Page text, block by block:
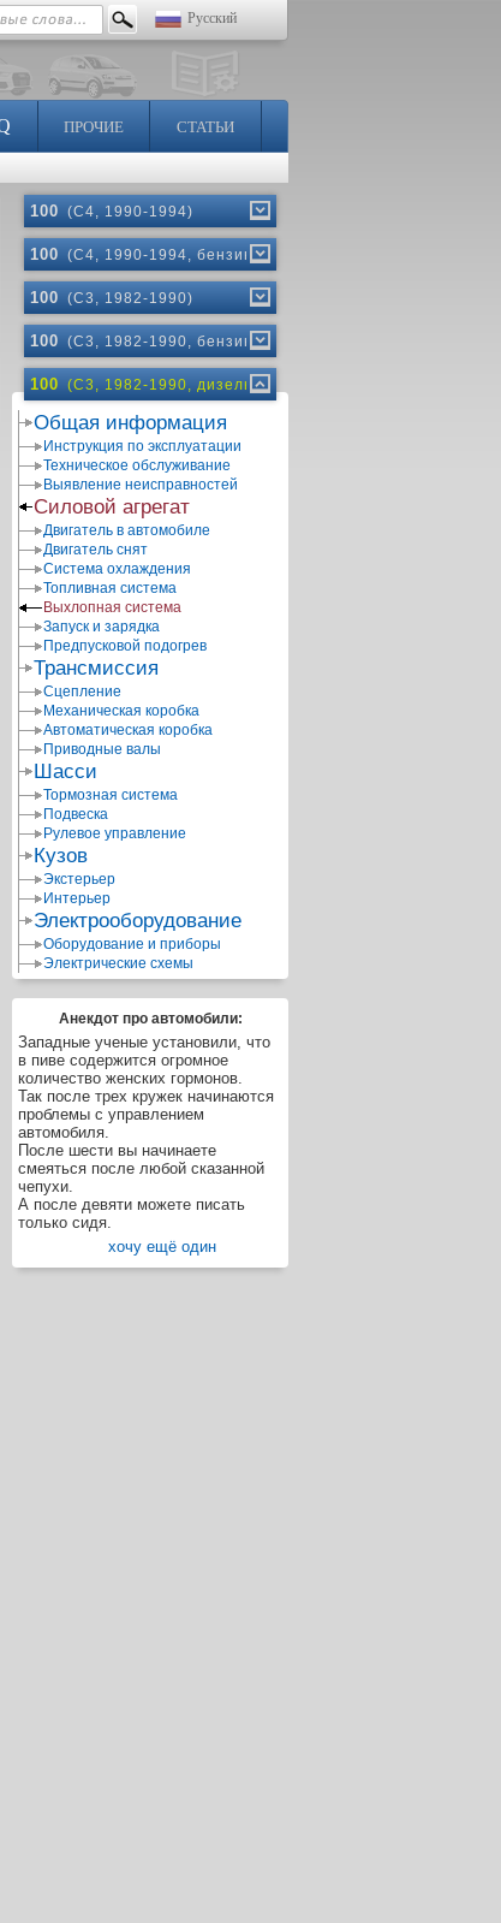
Русский
ПРОЧИЕ СТАТЬИ
100 (C4, 1990-1994)
100 (C4, 1990-1994, бензин)
100 (C3, 1982-1990)
100 (C3, 1982-1990, бензин)
100 (C3, 1982-1990, дизель)
Общая информация
Инструкция по эксплуатации
Техническое обслуживание
Выявление неисправностей
Силовой агрегат
Двигатель в автомобиле
Двигатель снят
Система охлаждения
Топливная система
Выхлопная система
Запуск и зарядка
Предпусковой подогрев
Трансмиссия
Сцепление
Механическая коробка
Автоматическая коробка
Приводные валы
Шасси
Тормозная система
Подвеска
Рулевое управление
Кузов
Экстерьер
Интерьер
Электрооборудование
Оборудование и приборы
Электрические схемы
Анекдот про автомобили:
Западные ученые установили, что
в пиве содержится огромное
количество женских гормонов.
Так после трех кружек начинаются
проблемы с управлением
автомобиля.
После шести вы начинаете
смеяться после любой сказанной
чепухи.
А после девяти можете писать
только сидя.
хочу ещё один